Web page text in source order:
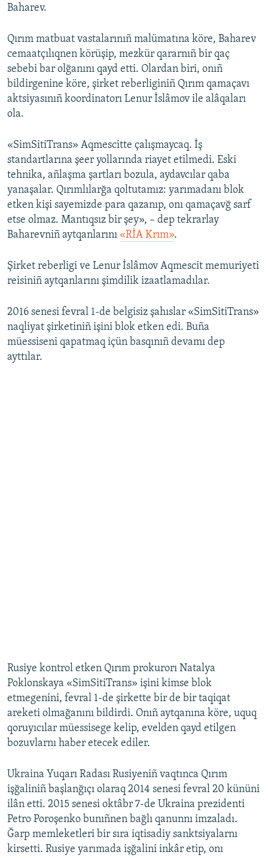
Baharev.
Qırım matbuat vastalarınıñ malümatına köre, Baharev
cemaatçılıqnen körüşip, mezkür qararnıñ bir qaç
sebebi bar olğanını qayd etti. Olardan biri, onıñ
bildirgenine köre, şirket reberliginiñ Qırım qamaçavı
aktsiyasınıñ koordinatorı Lenur İslâmov ile alâqaları
ola.
«SimSitiTrans» Aqmescitte çalışmaycaq. İş
standartlarına şeer yollarında riayet etilmedi. Eski
tehnika, añlaşma şartları bozula, aydavcılar qaba
yanaşalar. Qırımlılarğa qoltutamız: yarımadanı blok
etken kişi sayemizde para qazanıp, onı qamaçavğ sarf
etse olmaz. Mantıqsız bir şey», – dep tekrarlay
Baharevniñ aytqanlarını «RİA Krım».
Şirket reberligi ve Lenur İslâmov Aqmescit memuriyeti
reisiniñ aytqanlarını şimdilik izaatlamadılar.
2016 senesi fevral 1-de belgisiz şahıslar «SimSitiTrans»
naqliyat şirketiniñ işini blok etken edi. Buña
müessiseni qapatmaq içün basqınıñ devamı dep
ayttılar.
Rusiye kontrol etken Qırım prokurorı Natalya
Poklonskaya «SimSitiTrans» işini kimse blok
etmegenini, fevral 1-de şirkette bir de bir taqiqat
areketi olmağanını bildirdi. Onıñ aytqanına köre, uquq
qoruyıcılar müessisege kelip, evelden qayd etilgen
bozuvlarnı haber etecek ediler.
Ukraina Yuqarı Radası Rusiyeniñ vaqtınca Qırım
işğaliniñ başlanğıçı olaraq 2014 senesi fevral 20 kününi
ilân etti. 2015 senesi oktâbr 7-de Ukraina prezidenti
Petro Poroşenko bunıñnen bağlı qanunnı imzaladı.
Ğarp memleketleri bir sıra iqtisadiy sanktsiyalarnı
kirsetti. Rusiye yarımada işğalini inkâr etip, onı